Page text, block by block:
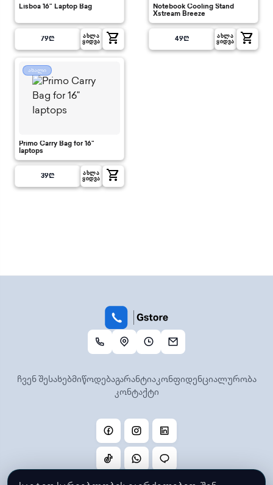
Lisboa 16" Laptop Bag
79₾
ᲐᲮᲚᲐ
ᲧᲘᲓᲕᲐ
shopping_cart
Notebook Cooling Stand
Xstream Breeze
49₾
ᲐᲮᲚᲐ
ᲧᲘᲓᲕᲐ
shopping_cart
ახალი
Primo Carry Bag for 16"
laptops
39₾
ᲐᲮᲚᲐ
ᲧᲘᲓᲕᲐ
shopping_cart
ჩვენ შესახებმიწოდებაგარანტიაკონფიდენციალურობა
კონტაქტი